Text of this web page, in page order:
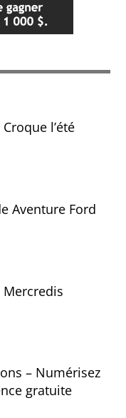
l’été
Aventure Ford
Mercredis
– Numérisez
gratuite